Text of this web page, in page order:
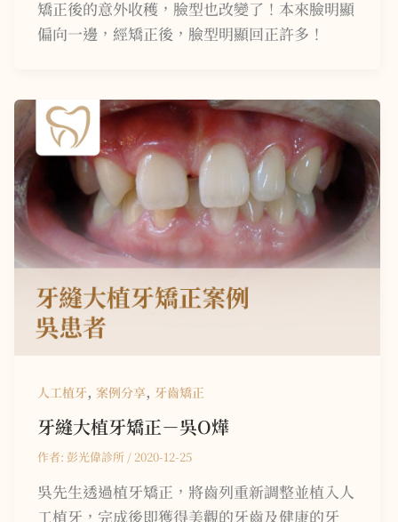
矯正後的意外收穫，臉型也改變了！本來臉明顯
偏向一邊，經矯正後，臉型明顯回正許多！
人工植牙, 案例分享, 牙齒矯正
牙縫大植牙矯正－吳O燁
作者: 彭光偉診所 / 2020-12-25
吳先生透過植牙矯正，將齒列重新調整並植入人
工植牙，完成後即獲得美觀的牙齒及健康的牙